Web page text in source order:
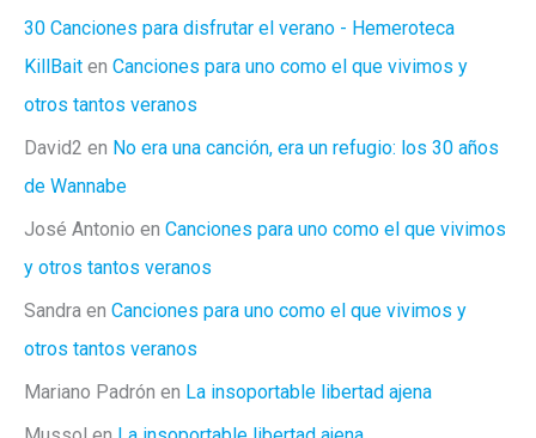
Tu
Cara
Suena
30 Canciones para disfrutar el verano - Hemeroteca
KillBait en Canciones para uno como el que vivimos y
otros tantos veranos
David2 en No era una canción, era un refugio: los 30 años
de Wannabe
José Antonio en Canciones para uno como el que vivimos
y otros tantos veranos
Sandra en Canciones para uno como el que vivimos y
otros tantos veranos
Mariano Padrón en La insoportable libertad ajena